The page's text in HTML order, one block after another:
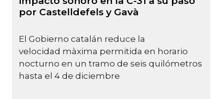
por Castelldefels y Gavà
El Gobierno catalán reduce la
velocidad màxima permitida en horario
nocturno en un tramo de seis quilómetros
hasta el 4 de diciembre